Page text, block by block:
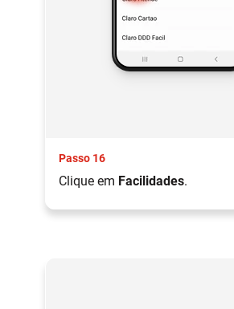
Passo 16
Clique em Facilidades.